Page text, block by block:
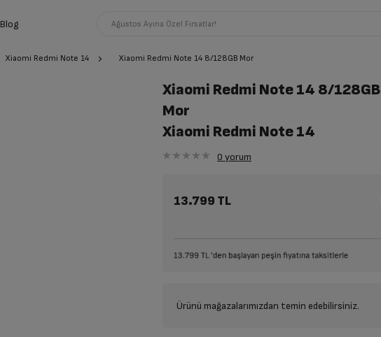
Blog Ağustos Ayına Özel Fırsatlar!
Xiaomi Redmi Note 14 Xiaomi Redmi Note 14 8/128GB Mor
Xiaomi Redmi Note 14 8/128GB
Mor
Xiaomi Redmi Note 14
0 yorum
13.799 TL
Ürünü mağazalarımızdan temin edebilirsiniz.